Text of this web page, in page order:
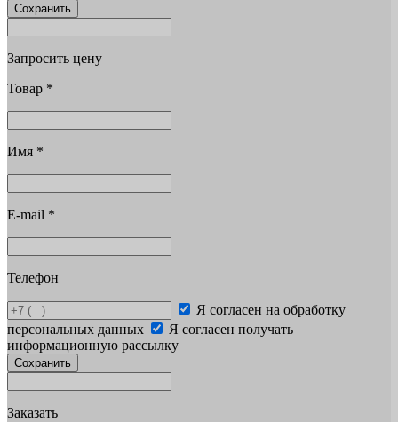
Сохранить
Запросить цену
Товар *
Имя *
E-mail *
Телефон
Я согласен на обработку
персональных данных
Я согласен получать
информационную рассылку
Сохранить
Заказать